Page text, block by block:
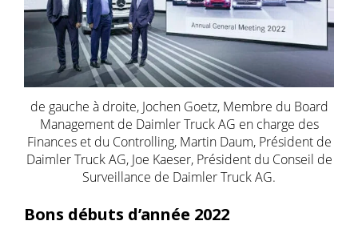
de gauche à droite, Jochen Goetz, Membre du Board
Management de Daimler Truck AG en charge des
Finances et du Controlling, Martin Daum, Président de
Daimler Truck AG, Joe Kaeser, Président du Conseil de
Surveillance de Daimler Truck AG.
Bons débuts d’année 2022